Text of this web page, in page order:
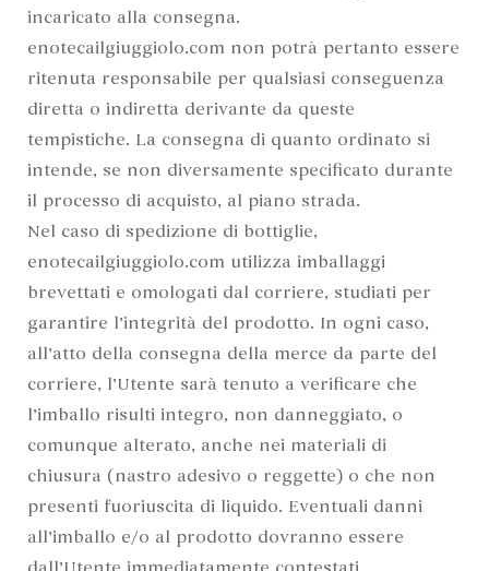
incaricato alla consegna.
enotecailgiuggiolo.com non potrà pertanto essere
ritenuta responsabile per qualsiasi conseguenza
diretta o indiretta derivante da queste
tempistiche. La consegna di quanto ordinato si
intende, se non diversamente specificato durante
il processo di acquisto, al piano strada.
Nel caso di spedizione di bottiglie,
enotecailgiuggiolo.com utilizza imballaggi
brevettati e omologati dal corriere, studiati per
garantire l’integrità del prodotto. In ogni caso,
all’atto della consegna della merce da parte del
corriere, l’Utente sarà tenuto a verificare che
l’imballo risulti integro, non danneggiato, o
comunque alterato, anche nei materiali di
chiusura (nastro adesivo o reggette) o che non
presenti fuoriuscita di liquido. Eventuali danni
all’imballo e/o al prodotto dovranno essere